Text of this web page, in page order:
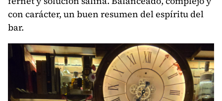
con carácter, un buen resumen del espíritu del
bar.